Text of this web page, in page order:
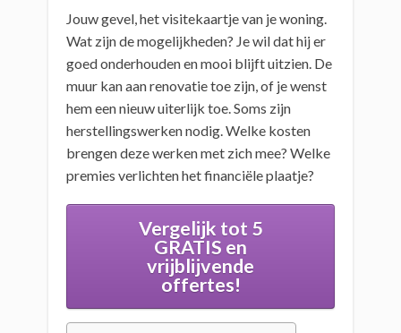
Jouw gevel, het visitekaartje van je woning.
Wat zijn de mogelijkheden? Je wil dat hij er
goed onderhouden en mooi blijft uitzien. De
muur kan aan renovatie toe zijn, of je wenst
hem een nieuw uiterlijk toe. Soms zijn
herstellingswerken nodig. Welke kosten
brengen deze werken met zich mee? Welke
premies verlichten het financiële plaatje?
Vergelijk tot 5
GRATIS en
vrijblijvende
offertes!